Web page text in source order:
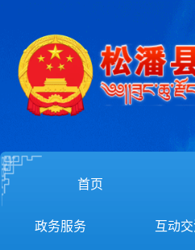
首页
政务服务 互动